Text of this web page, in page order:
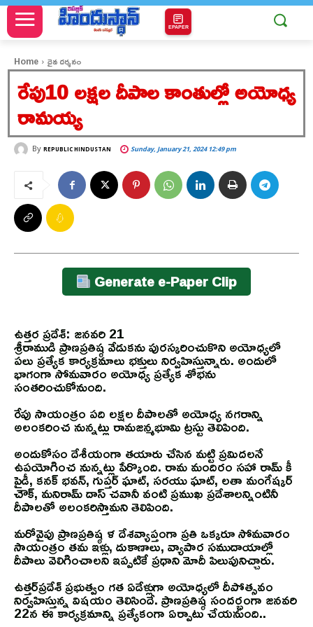
EPAPER
Home దైవ దర్శనం
రేపు10 లక్షల దీపాల కాంతుల్లో అయోధ్య
రామయ్య
By REPUBLIC HINDUSTAN Sunday, January 21, 2024 12:49 pm
Generate e-Paper Clip
ఉత్తర ప్రదేశ్: జనవరి 21
శ్రీరాముడి ప్రాణప్రతిష్ఠ వేడుకను పురస్కరించుకొని అయోధ్య‌లో
ప‌లు ప్ర‌త్యేక కార్య‌క్ర‌మాలు భ‌క్తులు నిర్వ‌హిస్తున్నారు. అందులో
భాగంగా సోమ‌వారం అయోధ్య‌ ప్ర‌త్యేక శోభ‌ను
సంత‌రించుకోనుంది.
రేపు సాయంత్రం పది లక్షల దీపాలతో అయోధ్య నగరాన్ని
అలంకరించ నున్నట్లు రామజన్మభూమి ట్రస్టు తెలిపింది.
అందుకోసం దేశీయంగా తయారు చేసిన మట్టి ప్రమిదలనే
ఉపయోగించ నున్నట్లు పేర్కొంది. రామ మందిరం సహా రామ్‌ కీ
పైడీ, కనక్‌ భవన్‌, గుప్తర్‌ ఘాట్‌, సరయు ఘాట్‌, లతా మంగేష్కర్‌
చౌక్‌, మనిరామ్‌ దాస్‌ చవానీ వంటి ప్రముఖ ప్రదేశాలన్నింటినీ
దీపాలతో అలంకరిస్తామని తెలిపింది.
మరోవైపు ప్రాణప్రతిష్ఠ ళ దేశవ్యాప్తంగా ప్రతి ఒక్కరూ సోమవారం
సాయంత్రం తమ ఇళ్లు, దుకాణాలు, వ్యాపార సముదాయాల్లో
దీపాలు వెలిగించాలని ఇప్పటికే ప్రధాని మోదీ పిలుపునిచ్చారు.
ఉత్తర్‌ప్రదేశ్‌ ప్రభుత్వం గత ఏడేళ్లుగా అయోధ్యలో దీపోత్సవం
నిర్వహిస్తున్న విషయం తెలిసిందే. ప్రాణప్రతిష్ఠ సందర్భంగా జనవరి
22న ఈ కార్యక్రమాన్ని ప్రత్యేకంగా ఏర్పాటు చేయనుంది..